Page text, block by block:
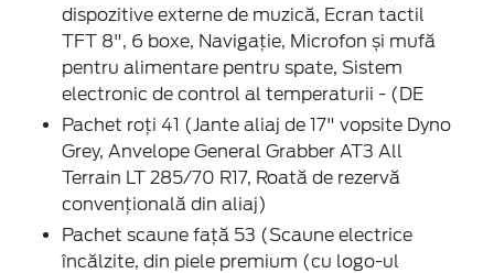
dispozitive externe de muzică, Ecran tactil
TFT 8", 6 boxe, Navigație, Microfon și mufă
pentru alimentare pentru spate, Sistem
electronic de control al temperaturii - (DE
Pachet roți 41 (Jante aliaj de 17" vopsite Dyno
Grey, Anvelope General Grabber AT3 All
Terrain LT 285/70 R17, Roată de rezervă
convențională din aliaj)
Pachet scaune față 53 (Scaune electrice
încălzite, din piele premium (cu logo-ul